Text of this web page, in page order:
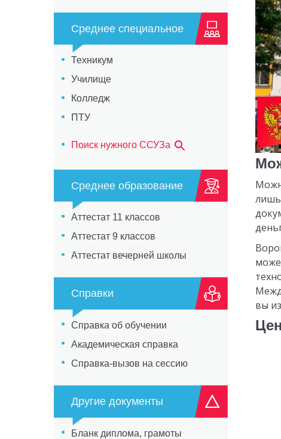
Среднее специальное
Техникум
Училище
Колледж
ПТУ
Поиск нужного ССУЗа
Среднее образование
Аттестат 11 классов
Аттестат 9 классов
Аттестат вечерней школы
Справки
Справка об обучении
Академическая справка
Справка-вызов на сессию
Другие документы
Бланк диплома, грамоты
лишь
вы